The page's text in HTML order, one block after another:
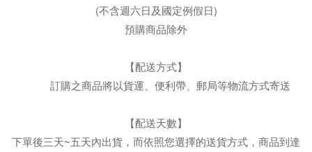
(不含週六日及國定例假日)
預購商品除外
【配送方式】
訂購之商品將以貨運、便利帶、郵局等物流方式寄送
【配送天數】
下單後三天~五天內出貨，而依照您選擇的送貨方式，商品到達